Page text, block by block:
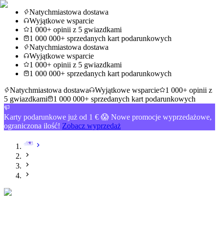
Natychmiastowa dostawa
Wyjątkowe wsparcie
1 000+ opinii z 5 gwiazdkami
1 000 000+ sprzedanych kart podarunkowych
Natychmiastowa dostawa
Wyjątkowe wsparcie
1 000+ opinii z 5 gwiazdkami
1 000 000+ sprzedanych kart podarunkowych
Natychmiastowa dostawa
Wyjątkowe wsparcie
1 000+ opinii z
5 gwiazdkami
1 000 000+ sprzedanych kart podarunkowych
Karty podarunkowe już od 1 € 😱 Nowe promocje wyprzedażowe,
ograniczona ilość! Zobacz wyprzedaż